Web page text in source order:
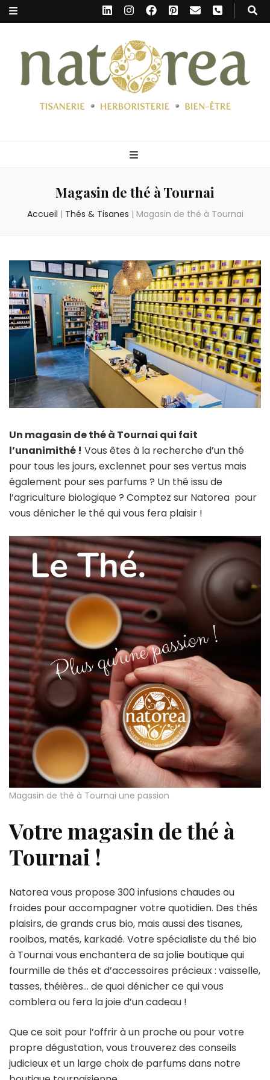
Magasin de thé à Tournai
Accueil | Thés & Tisanes | Magasin de thé à Tournai
Un magasin de thé à Tournai qui fait
l’unanimithé ! Vous êtes à la recherche d’un thé
pour tous les jours, exclennet pour ses vertus mais
également pour ses parfums ? Un thé issu de
l’agriculture biologique ? Comptez sur Natorea pour
vous dénicher le thé qui vous fera plaisir !
Magasin de thé à Tournai une passion
Votre magasin de thé à
Tournai !
Natorea vous propose 300 infusions chaudes ou
froides pour accompagner votre quotidien. Des thés
plaisirs, de grands crus bio, mais aussi des tisanes,
rooibos, matés, karkadé. Votre spécialiste du thé bio
à Tournai vous enchantera de sa jolie boutique qui
fourmille de thés et d’accessoires précieux : vaisselle,
tasses, théières… de quoi dénicher ce qui vous
comblera ou fera la joie d’un cadeau !
Que ce soit pour l’offrir à un proche ou pour votre
propre dégustation, vous trouverez des conseils
judicieux et un large choix de parfums dans notre